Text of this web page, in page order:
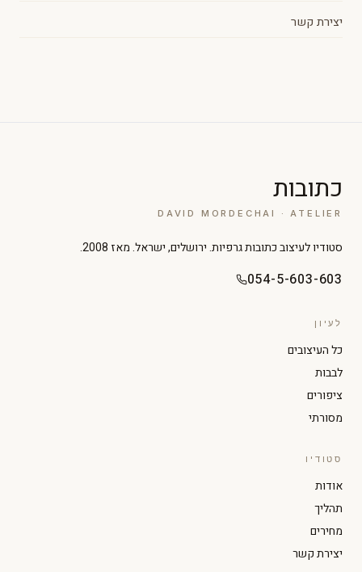
יצירת קשר
כתובות
DAVID MORDECHAI · ATELIER
סטודיו לעיצוב כתובות גרפיות. ירושלים, ישראל. מאז 2008.
054-5-603-603
לעיון
כל העיצובים
לבבות
ציפורים
מסורתי
סטודיו
אודות
תהליך
מחירים
יצירת קשר